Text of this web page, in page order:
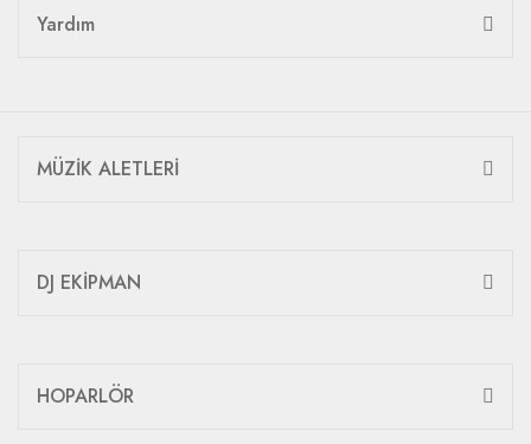
Yardım
MÜZİK ALETLERİ
DJ EKİPMAN
HOPARLÖR